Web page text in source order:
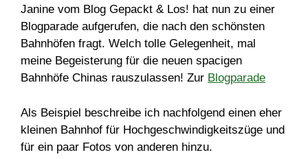
Janine vom Blog Gepackt & Los! hat nun zu einer
Blogparade aufgerufen, die nach den schönsten
Bahnhöfen fragt. Welch tolle Gelegenheit, mal
meine Begeisterung für die neuen spacigen
Bahnhöfe Chinas rauszulassen! Zur Blogparade
Als Beispiel beschreibe ich nachfolgend einen eher
kleinen Bahnhof für Hochgeschwindigkeitszüge und
für ein paar Fotos von anderen hinzu.